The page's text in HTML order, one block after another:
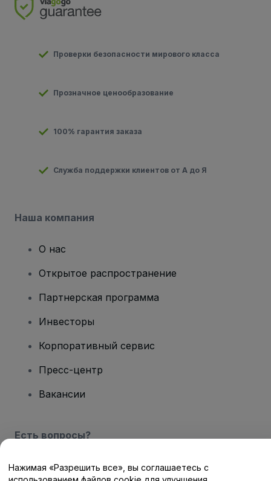
Проверки безопасности мирового класса
Прозначное ценообразование
100% гарантия заказа
Служба поддержки клиентов от А до Я
Наша компания
О нас
Открытое распространение
Партнерская программа
Инвесторы
Корпоративный сервис
Пресс-центр
Вакансии
Есть вопросы?
Центр помощи / Свяжитесь с нами
Нажимая «Разрешить все», вы соглашаетесь с